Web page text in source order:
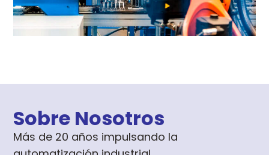
Sobre Nosotros
Más de 20 años impulsando la